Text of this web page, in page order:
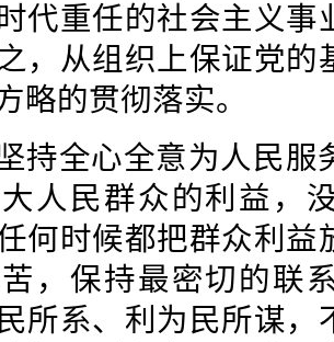
代重任的社会主义事
，从组织上保证党的
略的贯彻落实。
持全心全意为人民服
人民群众的利益，
何时候都把群众利益
，保持最密切的联
所系、利为民所谋，